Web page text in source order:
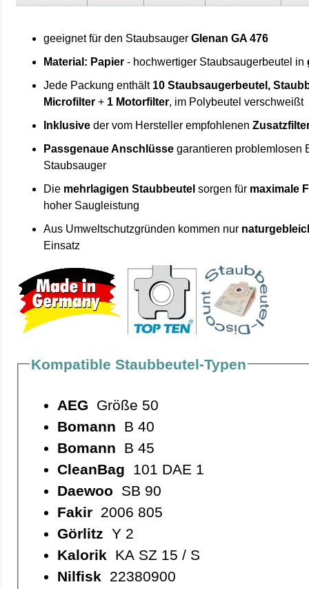
geeignet für den StaubsaugerGlenan GA 476
Material: Papier - hochwertiger Staubsaugerbeutel in
Jede Packung enthält 10 Staubsaugerbeutel,
Microfilter + 1 Motorfilter, im Polybeutel verschweißt
Inklusive der vom Hersteller empfohlenen
Passgenaue Anschlüsse garantieren problemlosen
Staubsauger
Die mehrlagigen Staubbeutel sorgen für maximale
hoher Saugleistung
Aus Umweltschutzgründen kommen nur
Einsatz
Kompatible Staubbeutel-Typen
AEG Größe 50
Bomann B 40
Bomann B 45
CleanBag 101 DAE 1
Daewoo SB 90
Fakir2006 805
Görlitz Y 2
Kalorik KA SZ 15 / S
Nilfisk 22380900